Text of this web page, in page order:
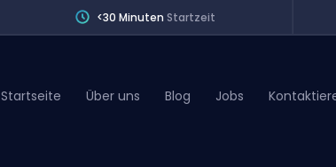
<30 Minuten Startzeit
Startseite Über uns Blog Jobs